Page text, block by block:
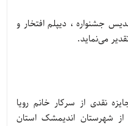
جشنواره ، دیپلم افتخار و
می‌نماید.
نقدی از سرکار خانم رویا
شهرستان اندیمشک استان